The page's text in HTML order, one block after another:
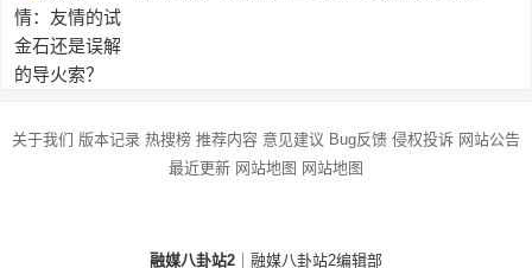
关于我们 版本记录 热搜榜 推荐内容 意见建议 Bug反馈 侵权投诉 网站公告
最近更新 网站地图 网站地图
融媒八卦站2 ｜融媒八卦站2编辑部